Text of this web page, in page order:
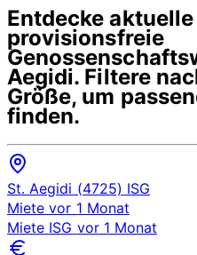
Entdecke
provisionsfreie
Aegidi. Filtere
Größe, um
finden.
St. Aegidi (4725) ISG
Miete vor 1 Monat
Miete ISG vor 1 Monat